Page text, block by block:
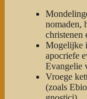
nomaden,
christenen
Mogelijke
apocriefe
Evangelie
Vroege
(zoals